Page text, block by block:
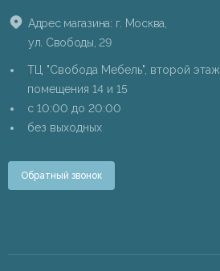
Адрес магазина: г. Москва,
ул. Свободы, 29
ТЦ "Свобода Мебель", второй этаж,
помещения 14 и 15
c 10:00 до 20:00
без выходных
Обратный звонок